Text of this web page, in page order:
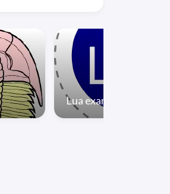
Lua example